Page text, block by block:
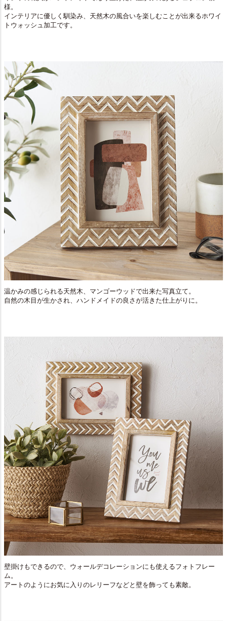
様。
インテリアに優しく馴染み、天然木の風合いを楽しむことが出来るホワイ
トウォッシュ加工です。
温かみの感じられる天然木、マンゴーウッドで出来た写真立て。
自然の木目が生かされ、ハンドメイドの良さが活きた仕上がりに。
壁掛けもできるので、ウォールデコレーションにも使えるフォトフレー
ム。
アートのようにお気に入りのレリーフなどと壁を飾っても素敵。